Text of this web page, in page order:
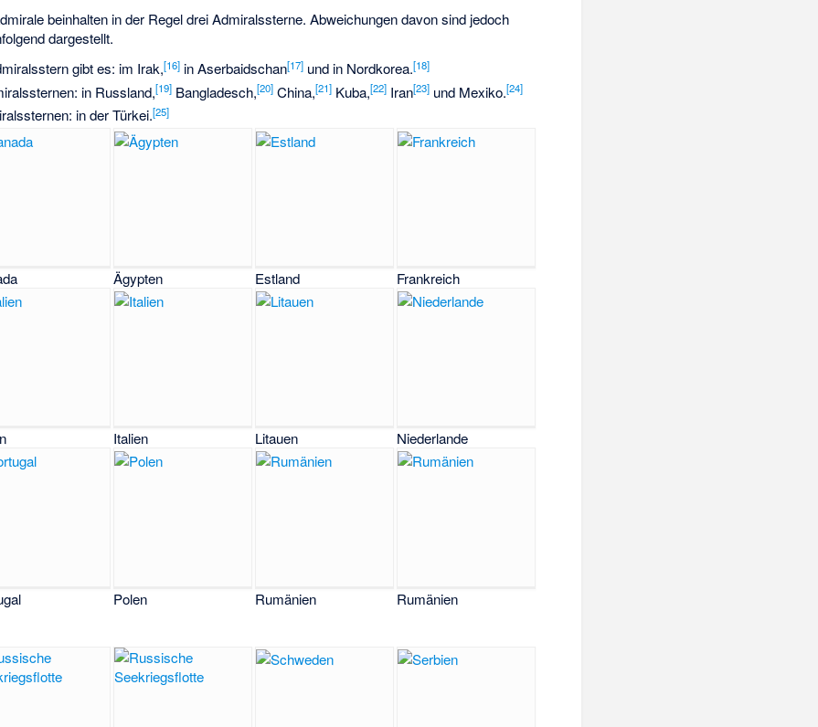
beinhalten in der Regel drei Admiralssterne. Abweichungen davon sind jedoch
dargestellt.
gibt es: im Irak,[16]in Aserbaidschan[17]und in Nordkorea.[18]
in Russland,[19]Bangladesch,[20]China,[21]Kuba,[22]Iran[23]und Mexiko.[24]
in der Türkei.[25]
Ägypten Estland Frankreich
Italien Litauen Niederlande
Polen Rumänien Rumänien